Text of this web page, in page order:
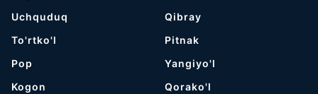
Uchquduq
To'rtko'l
Pop
Kogon
Qibray
Pitnak
Yangiyo'l
Qorako'l